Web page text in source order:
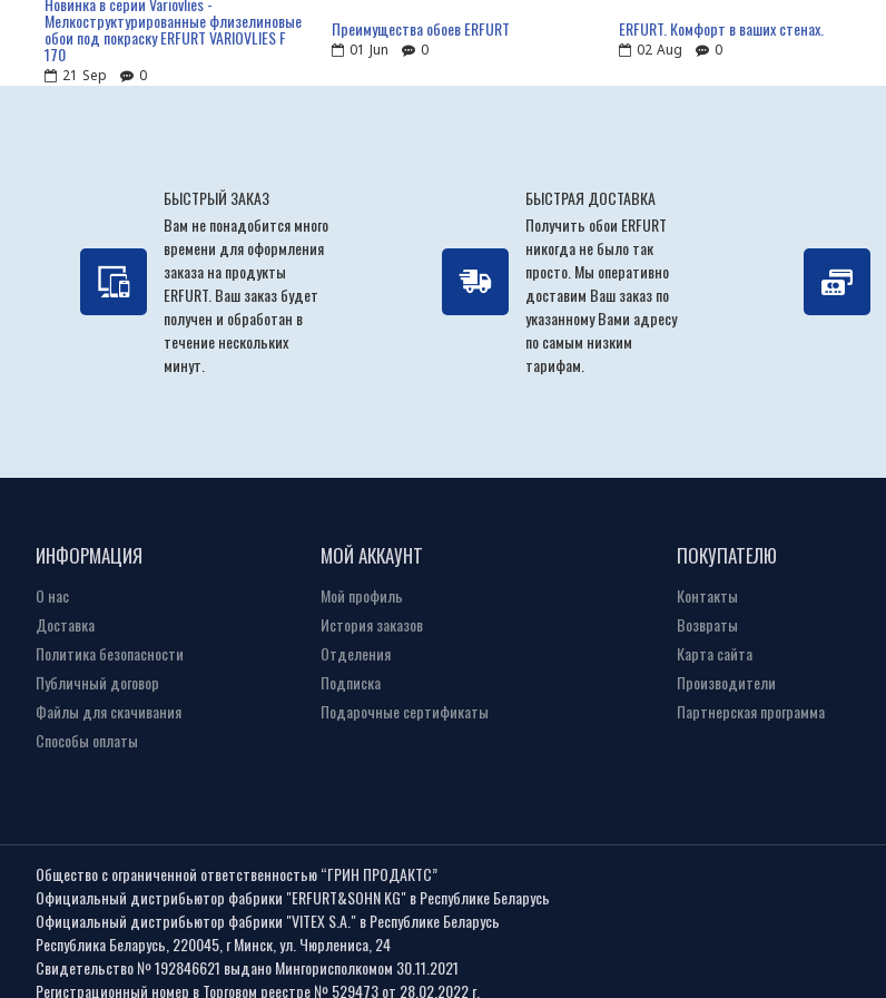
Мелкоструктурированные флизелиновые
обои под покраску ERFURT VARIOVLIES F
170
21 Sep 0
Преимущества обоев ERFURT
01 Jun 0
ERFURT. Комфорт в ваших стенах.
02 Aug 0
БЫСТРЫЙ ЗАКАЗ
Вам не понадобится много
времени для оформления
заказа на продукты
ERFURT. Ваш заказ будет
получен и обработан в
течение нескольких
минут.
БЫСТРАЯ ДОСТАВКА
Получить обои ERFURT
никогда не было так
просто. Мы оперативно
доставим Ваш заказ по
указанному Вами адресу
по самым низким
тарифам.
ИНФОРМАЦИЯ
О нас
Доставка
Политика безопасности
Публичный договор
Файлы для скачивания
Способы оплаты
МОЙ АККАУНТ
Мой профиль
История заказов
Отделения
Подписка
Подарочные сертификаты
ПОКУПАТЕЛЮ
Контакты
Возвраты
Карта сайта
Производители
Партнерская программа
Общество с ограниченной ответственностью “ГРИН ПРОДАКТС”
Официальный дистрибьютор фабрики "ERFURT&SOHN KG" в Республике Беларусь
Официальный дистрибьютор фабрики "VITEX S.A." в Республике Беларусь
Республика Беларусь, 220045, г Минск, ул. Чюрлениса, 24
Свидетельство № 192846621 выдано Мингорисполкомом 30.11.2021
Регистрационный номер в Торговом реестре № 529473 от 28.02.2022 г.